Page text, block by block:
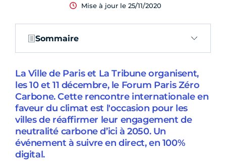
Mise à jour le 25/11/2020
Sommaire
La Ville de Paris et La Tribune organisent,
les 10 et 11 décembre, le Forum Paris Zéro
Carbone. Cette rencontre internationale en
faveur du climat est l'occasion pour les
villes de réaffirmer leur engagement de
neutralité carbone d’ici à 2050. Un
événement à suivre en direct, en 100%
digital.